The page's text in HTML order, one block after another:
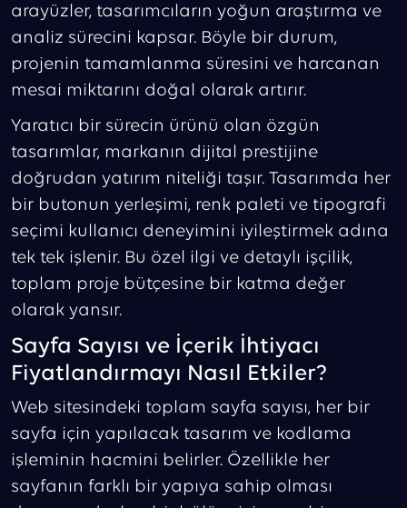
arayüzler, tasarımcıların yoğun araştırma ve
analiz sürecini kapsar. Böyle bir durum,
projenin tamamlanma süresini ve harcanan
mesai miktarını doğal olarak artırır.
Yaratıcı bir sürecin ürünü olan özgün
tasarımlar, markanın dijital prestijine
doğrudan yatırım niteliği taşır. Tasarımda her
bir butonun yerleşimi, renk paleti ve tipografi
seçimi kullanıcı deneyimini iyileştirmek adına
tek tek işlenir. Bu özel ilgi ve detaylı işçilik,
toplam proje bütçesine bir katma değer
olarak yansır.
Sayfa Sayısı ve İçerik İhtiyacı
Fiyatlandırmayı Nasıl Etkiler?
Web sitesindeki toplam sayfa sayısı, her bir
sayfa için yapılacak tasarım ve kodlama
işleminin hacmini belirler. Özellikle her
sayfanın farklı bir yapıya sahip olması